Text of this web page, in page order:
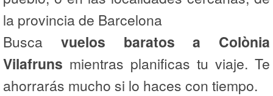
la provincia de Barcelona
Busca vuelos baratos a Colònia
Vilafruns mientras planificas tu viaje. Te
ahorrarás mucho si lo haces con tiempo.